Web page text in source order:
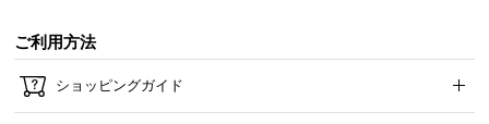
ご利用方法
ショッピングガイド